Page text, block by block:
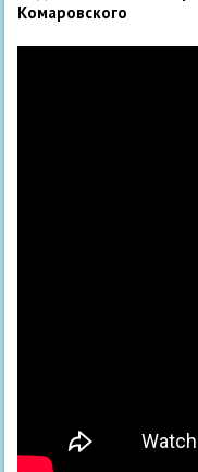
Комаровского